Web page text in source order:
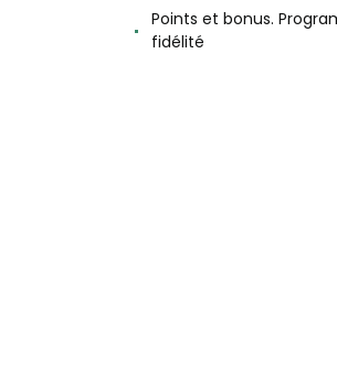
Points et bonus.
fidélité